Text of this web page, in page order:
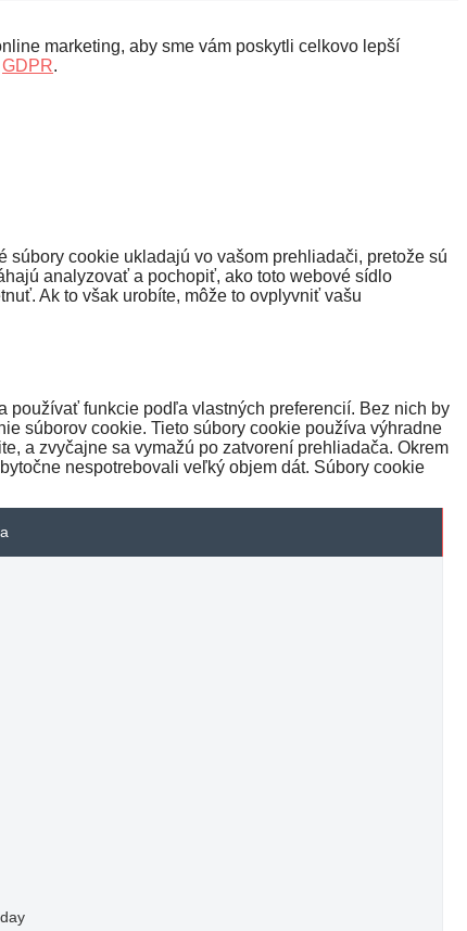
marketing, aby sme vám poskytli celkovo lepší
GDPR.
cookie ukladajú vo vašom prehliadači, pretože sú
analyzovať a pochopiť, ako toto webové sídlo
Ak to však urobíte, môže to ovplyvniť vašu
používať funkcie podľa vlastných preferencií. Bez nich by
súborov cookie. Tieto súbory cookie používa výhradne
a zvyčajne sa vymažú po zatvorení prehliadača. Okrem
nespotrebovali veľký objem dát. Súbory cookie